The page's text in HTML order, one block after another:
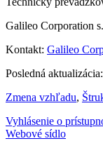
Galileo Corporation
Kontakt: Galileo
Posledná
Zmena vzhľadu,
Vyhlásenie o
Webové sídlo